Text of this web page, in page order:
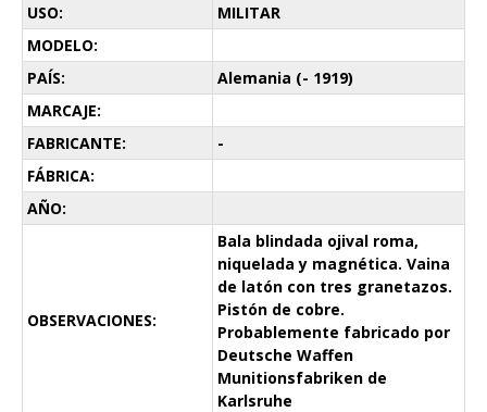
USO:
MILITAR
MODELO:
PAÍS:
Alemania (- 1919)
MARCAJE:
FABRICANTE:
-
FÁBRICA:
AÑO:
OBSERVACIONES:
Bala blindada ojival roma,
niquelada y magnética. Vaina
de latón con tres granetazos.
Pistón de cobre.
Probablemente fabricado por
Deutsche Waffen
Munitionsfabriken de
Karlsruhe